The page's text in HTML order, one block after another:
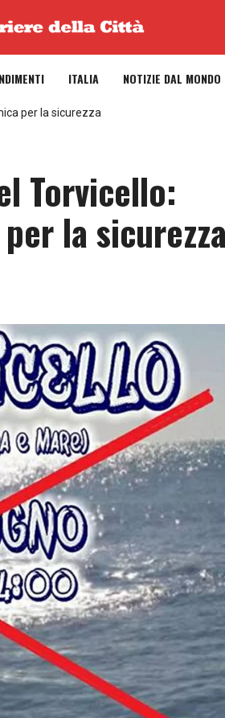
ITALIA NOTIZIE DAL MONDO
per la sicurezza
Torvicello:
la